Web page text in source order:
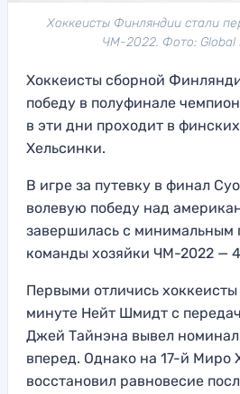
Хоккеисты Финляндии стали
ЧМ-2022. Фото: Global
Хоккеисты сборной
победу в полуфинале
в эти дни проходит в
Хельсинки.
В игре за путевку в финал
волевую победу над
завершилась с минимальным
команды хозяйки ЧМ-2022 —
Первыми отличись
минуте Нейт Шмидт с
Джей Тайнэна вывел
вперед. Однако на 17-й Миро
восстановил равновесие